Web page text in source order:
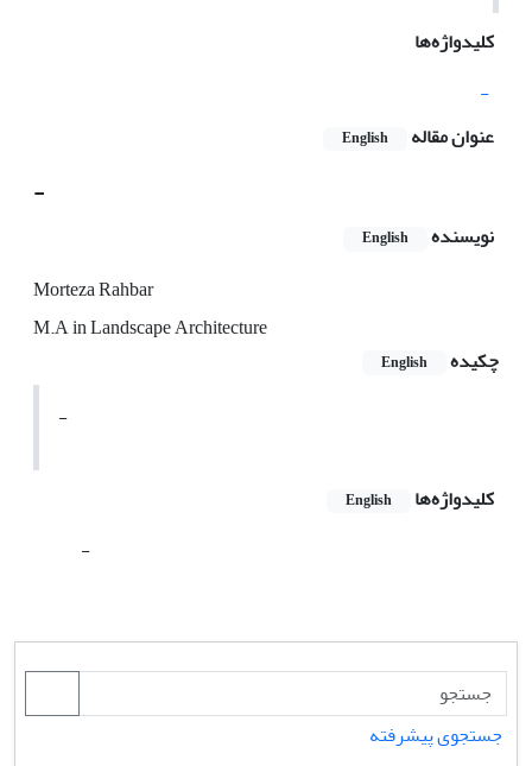
کلیدواژه‌ها
-
عنوان مقاله
English
-
نویسنده English
Morteza Rahbar
M.A in Landscape Architecture
چکیده
English
-
کلیدواژه‌ها English
-
جستجوی پیشرفته